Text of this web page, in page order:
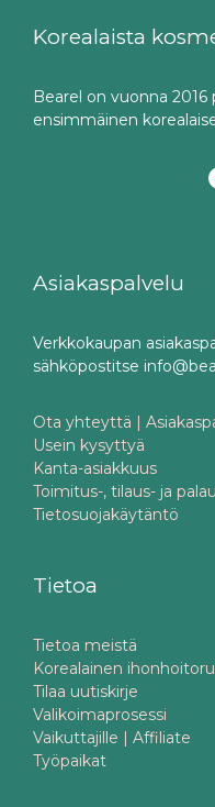
Korealaista
Bearel on vuonna
ensimmäinen
Asiakaspalvelu
Verkkokaupan
sähköpostitse
Ota yhteyttä |
Usein kysyttyä
Kanta-asiakkuus
Toimitus-, tilaus- ja
Tietosuojakäytäntö
Tietoa
Tietoa meistä
Korealainen
Tilaa uutiskirje
Valikoimaprosessi
Vaikuttajille | Affiliate
Työpaikat